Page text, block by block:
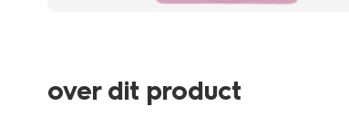
over dit product